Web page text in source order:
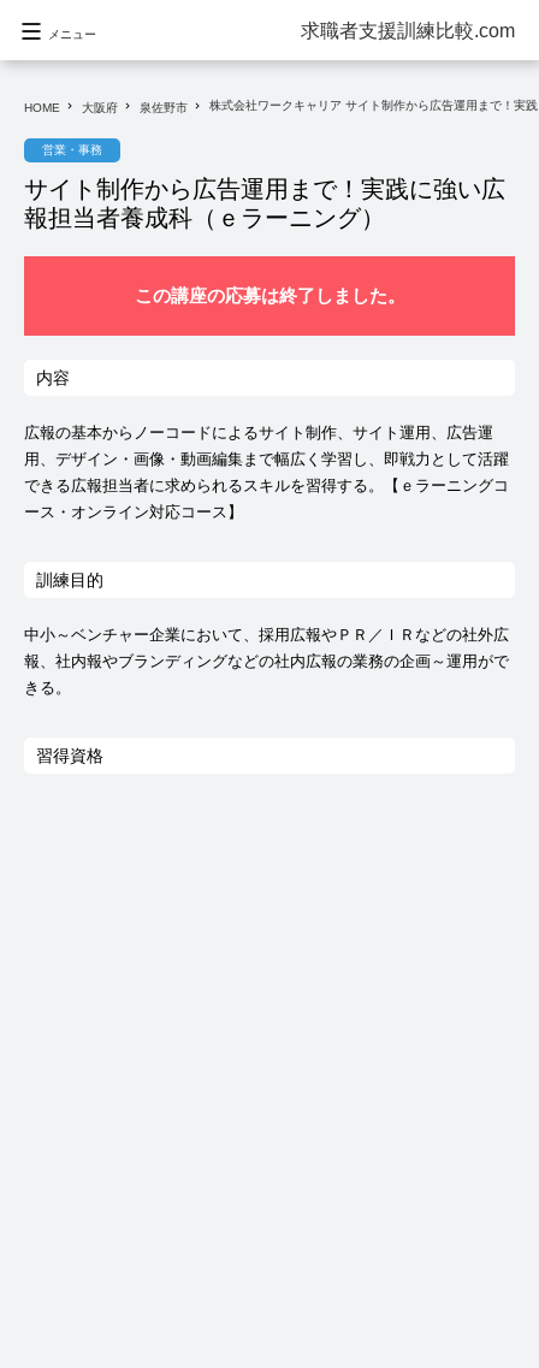
求職者支援訓練比較.com
メニュー
HOME navigate_next 大阪府 navigate_next 泉佐野市 navigate_next 株式会社ワークキャリア サイト制作から広告運用まで！実
営業・事務
サイト制作から広告運用まで！実践に強い広
報担当者養成科（ｅラーニング）
この講座の応募は終了しました。
内容
広報の基本からノーコードによるサイト制作、サイト運用、広告運
用、デザイン・画像・動画編集まで幅広く学習し、即戦力として活躍
できる広報担当者に求められるスキルを習得する。【ｅラーニングコ
ース・オンライン対応コース】
訓練目的
中小～ベンチャー企業において、採用広報やＰＲ／ＩＲなどの社外広
報、社内報やブランディングなどの社内広報の業務の企画～運用がで
きる。
習得資格